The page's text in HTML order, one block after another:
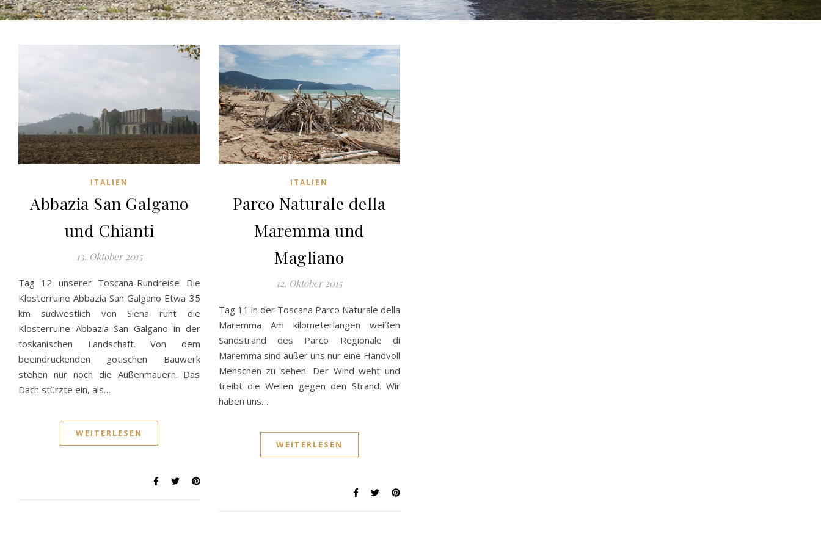
ITALIEN
Abbazia San Galgano
und Chianti
13. Oktober 2015
Tag 12 unserer Toscana-Rundreise Die
Klosterruine Abbazia San Galgano Etwa 35
km südwestlich von Siena ruht die
Klosterruine Abbazia San Galgano in der
toskanischen Landschaft. Von dem
beeindruckenden gotischen Bauwerk
stehen nur noch die Außenmauern. Das
Dach stürzte ein, als…
WEITERLESEN
ITALIEN
Parco Naturale della
Maremma und
Magliano
12. Oktober 2015
Tag 11 in der Toscana Parco Naturale della
Maremma Am kilometerlangen weißen
Sandstrand des Parco Regionale di
Maremma sind außer uns nur eine Handvoll
Menschen zu sehen. Der Wind weht und
treibt die Wellen gegen den Strand. Wir
haben uns…
WEITERLESEN